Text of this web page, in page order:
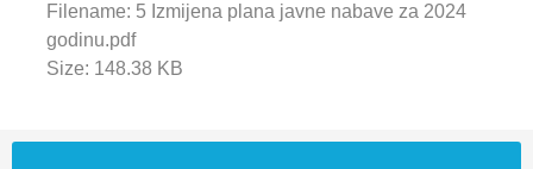
Filename: 5 Izmijena plana javne nabave za 2024
godinu.pdf
Size: 148.38 KB